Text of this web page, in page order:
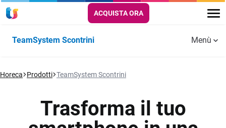
ACQUISTA ORA
TeamSystem Scontrini
Integrazione Nexi
Menù
Horeca Prodotti TeamSystem Scontrini
Trasforma il tuo